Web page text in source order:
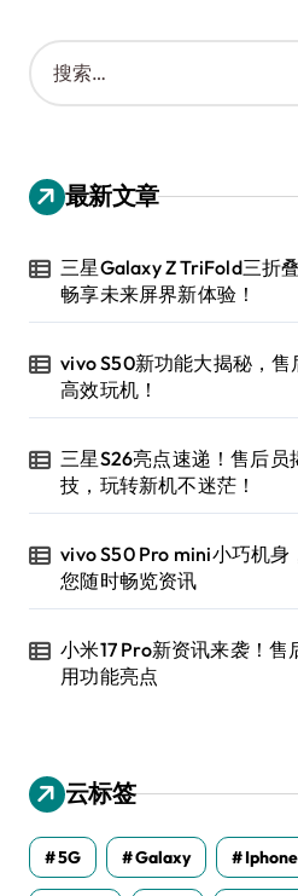
搜
索
：
最新文章
三星Galaxy Z TriFold三折
畅享未来屏界新体验！
vivo S50新功能大揭秘，售
高效玩机！
三星S26亮点速递！售后员
技，玩转新机不迷茫！
vivo S50 Pro mini小巧机身
您随时畅览资讯
小米17 Pro新资讯来袭！售
用功能亮点
云标签
5G Galaxy Iphone